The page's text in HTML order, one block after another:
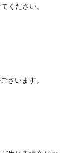
ください。
ざいます。